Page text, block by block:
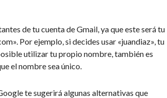
de tu cuenta de Gmail, ya que este será tu
Por ejemplo, si decides usar «juandiaz», tu
utilizar tu propio nombre, también es
el nombre sea único.
te sugerirá algunas alternativas que